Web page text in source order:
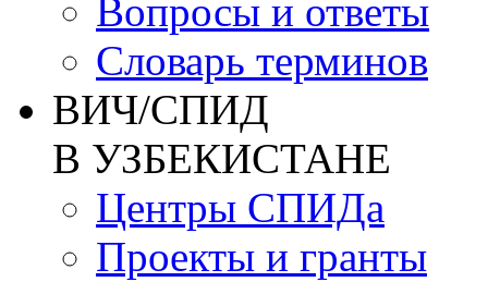
Вопросы и ответы
Словарь терминов
ВИЧ/СПИД
В УЗБЕКИСТАНЕ
Центры СПИДа
Проекты и гранты